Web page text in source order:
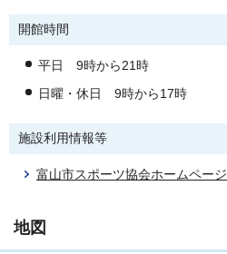
開館時間
平日 9時から21時
日曜・休日 9時から17時
施設利用情報等
富山市スポーツ協会ホームページ
地図